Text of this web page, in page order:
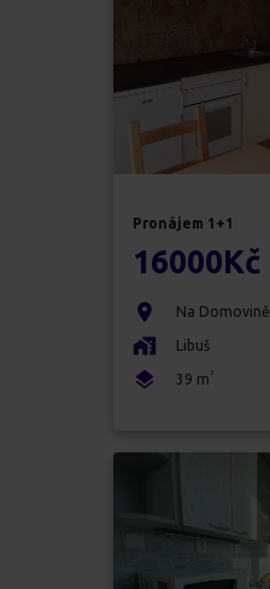
Pronájem 1+1
16000Kč
Na Domovině
Libuš
39 m 2